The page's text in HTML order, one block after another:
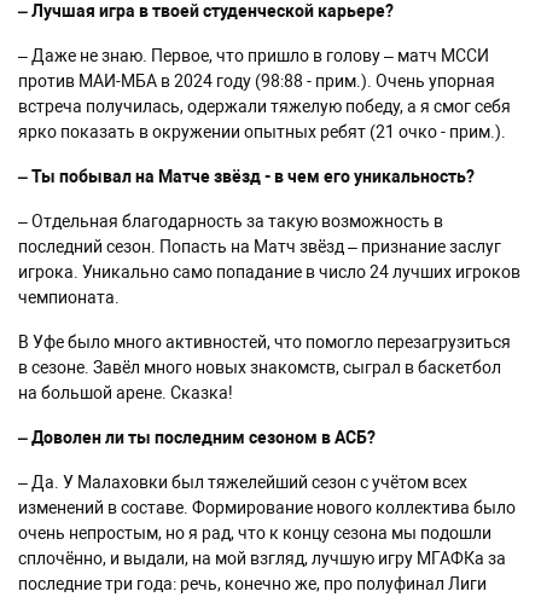
–Лучшая игра в твоей студенческой карьере?
– Даже не знаю. Первое, что пришло в голову – матч МССИ
против МАИ-МБА в 2024 году (98:88 - прим.). Очень упорная
встреча получилась, одержали тяжелую победу, а я смог себя
ярко показать в окружении опытных ребят (21 очко - прим.).
–Ты побывал на Матче звёзд - в чем его уникальность?
– Отдельная благодарность за такую возможность в
последний сезон. Попасть на Матч звёзд – признание заслуг
игрока. Уникально само попадание в число 24 лучших игроков
чемпионата.
В Уфе было много активностей, что помогло перезагрузиться
в сезоне. Завёл много новых знакомств, сыграл в баскетбол
на большой арене. Сказка!
– Доволен ли ты последним сезоном в АСБ?
– Да. У Малаховки был тяжелейший сезон с учётом всех
изменений в составе. Формирование нового коллектива было
очень непростым, но я рад, что к концу сезона мы подошли
сплочённо, и выдали, на мой взгляд, лучшую игру МГАФКа за
последние три года: речь, конечно же, про полуфинал Лиги